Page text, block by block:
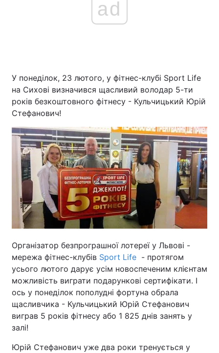
ad
У понеділок, 23 лютого, у фітнес-клубі Sport Life
на Сихові визначився щасливий володар 5-ти
років безкоштовного фітнесу - Кульчицький Юрій
Стефанович!
Організатор безпрограшної лотереї у Львові -
мережа фітнес-клубів Sport Life - протягом
усього лютого дарує усім новоспеченим клієнтам
можливість виграти подарункові сертифікати. І
ось у понеділок пополудні фортуна обрала
щасливчика - Кульчицький Юрій Стефанович
виграв 5 років фітнесу або 1 825 днів занять у
залі!
Юрій Стефанович уже два роки тренується у